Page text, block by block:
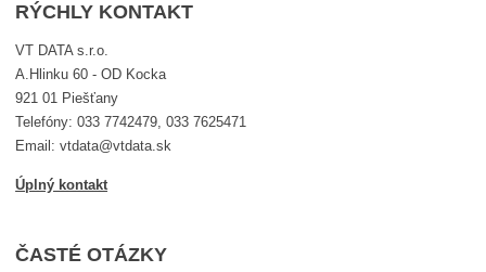
RÝCHLY KONTAKT
VT DATA s.r.o.
A.Hlinku 60 - OD Kocka
921 01 Piešťany
Telefóny: 033 7742479, 033 7625471
Email: vtdata@vtdata.sk
Úplný kontakt
ČASTÉ OTÁZKY